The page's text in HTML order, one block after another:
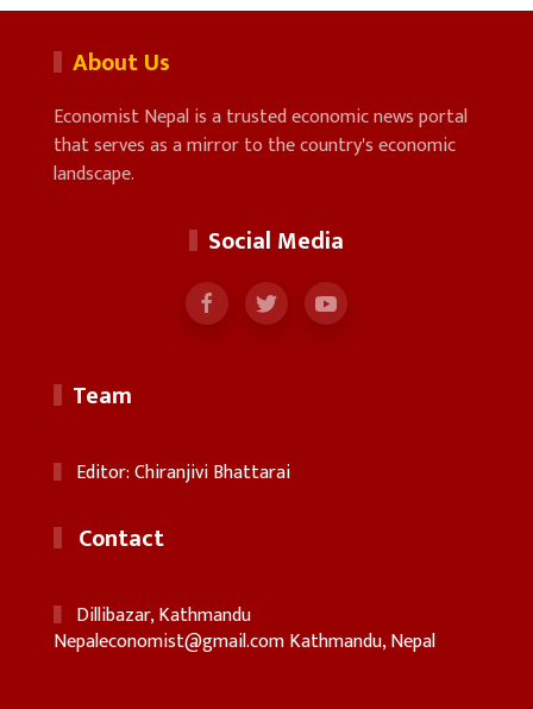
About Us
Economist Nepal is a trusted economic news portal
that serves as a mirror to the country's economic
landscape.
Social Media
Team
Editor: Chiranjivi Bhattarai
Contact
Dillibazar, Kathmandu
Nepaleconomist@gmail.comKathmandu, Nepal